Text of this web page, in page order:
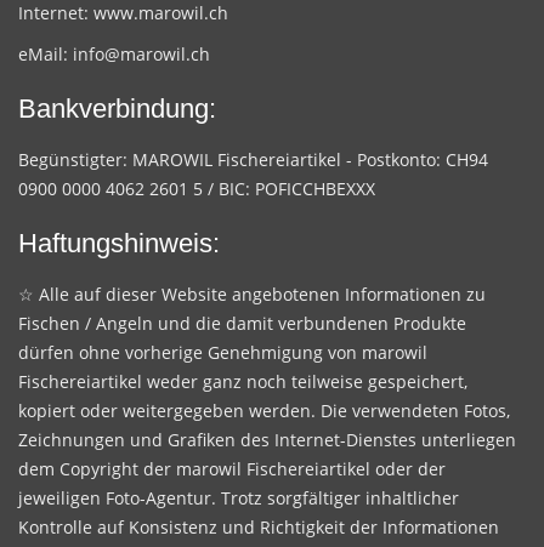
Internet: www.marowil.ch
eMail: info@marowil.ch
Bankverbindung:
Begünstigter: MAROWIL Fischereiartikel - Postkonto: CH94
0900 0000 4062 2601 5 / BIC: POFICCHBEXXX
Haftungshinweis:
☆ Alle auf dieser Website angebotenen Informationen zu
Fischen / Angeln und die damit verbundenen Produkte
dürfen ohne vorherige Genehmigung von marowil
Fischereiartikel weder ganz noch teilweise gespeichert,
kopiert oder weitergegeben werden. Die verwendeten Fotos,
Zeichnungen und Grafiken des Internet-Dienstes unterliegen
dem Copyright der marowil Fischereiartikel oder der
jeweiligen Foto-Agentur. Trotz sorgfältiger inhaltlicher
Kontrolle auf Konsistenz und Richtigkeit der Informationen